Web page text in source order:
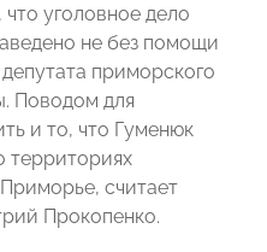
уголовное дело
не без помощи
приморского
Поводом для
и то, что Гуменюк
территориях
считает
Прокопенко.